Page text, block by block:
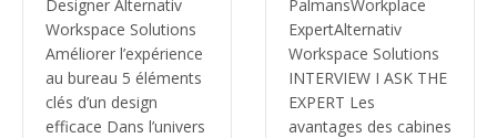
Designer Alternativ
Workspace Solutions
Améliorer l’expérience
au bureau 5 éléments
clés d’un design
efficace Dans l’univers
PalmansWorkplace
ExpertAlternativ
Workspace Solutions
INTERVIEW I ASK THE
EXPERT Les
avantages des cabines